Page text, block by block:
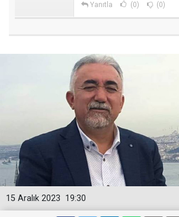
Yanıtla (0) (0)
19:30
15 Aralık 2023